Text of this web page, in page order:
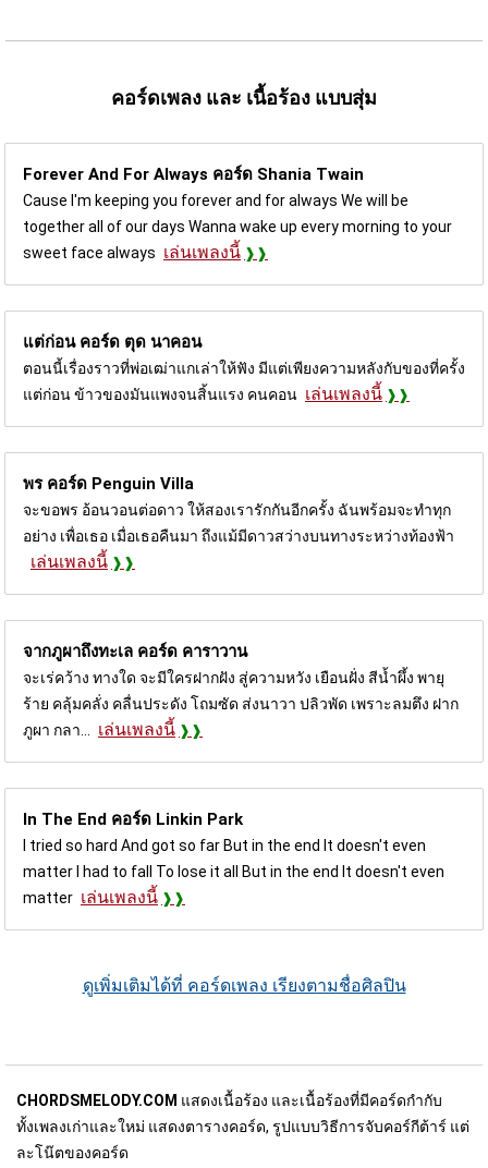
คอร์ดเพลง และ เนื้อร้อง แบบสุ่ม
Forever And For Always คอร์ด Shania Twain
Cause I'm keeping you forever and for always We will be
together all of our days Wanna wake up every morning to your
sweet face always เล่นเพลงนี้
แต่ก่อน คอร์ด ตุด นาคอน
ตอนนี้เรื่องราวที่พ่อเฒ่าแกเล่าให้ฟัง มีแต่เพียงความหลังกับของที่ครั้ง
แต่ก่อน ข้าวของมันแพงจนสิ้นแรง คนคอน เล่นเพลงนี้
พร คอร์ด Penguin Villa
จะขอพร อ้อนวอนต่อดาว ให้สองเรารักกันอีกครั้ง ฉันพร้อมจะทำทุก
อย่าง เพื่อเธอ เมื่อเธอคืนมา ถึงแม้มีดาวสว่างบนทางระหว่างท้องฟ้า
เล่นเพลงนี้
จากภูผาถึงทะเล คอร์ด คาราวาน
จะเร่คว้าง ทางใด จะมีใครฝากฝัง สู่ความหวัง เยือนฝั่ง สีน้ำผึ้ง พายุ
ร้าย คลุ้มคลั่ง คลื่นประดัง โถมซัด ส่งนาวา ปลิวพัด เพราะลมตึง ฝาก
ภูผา กลา...
เล่นเพลงนี้
In The End คอร์ด Linkin Park
I tried so hard And got so far But in the end It doesn't even
matter I had to fall To lose it all But in the end It doesn't even
matter เล่นเพลงนี้
ดูเพิ่มเติมได้ที่ คอร์ดเพลง เรียงตามชื่อศิลปิน
CHORDSMELODY.COM แสดงเนื้อร้อง และเนื้อร้องที่มีคอร์ดกำกับ
ทั้งเพลงเก่าและใหม่ แสดงตารางคอร์ด, รูปแบบวิธีการจับคอร์กีต้าร์ แต่
ละโน๊ตของคอร์ด